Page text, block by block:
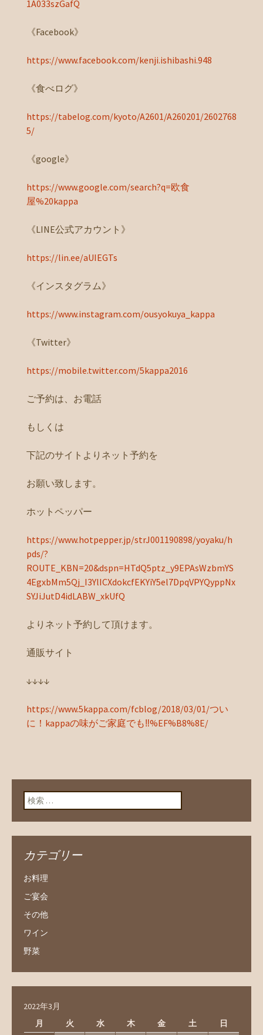
1A033szGafQ
《Facebook》
https://www.facebook.com/kenji.ishibashi.948
《食べログ》
https://tabelog.com/kyoto/A2601/A260201/2602768
5/
《google》
https://www.google.com/search?q=欧食
屋%20kappa
《LINE公式アカウント》
https://lin.ee/aUIEGTs
《インスタグラム》
https://www.instagram.com/ousyokuya_kappa
《Twitter》
https://mobile.twitter.com/5kappa2016
ご予約は、お電話
もしくは
下記のサイトよりネット予約を
お願い致します。
ホットペッパー
https://www.hotpepper.jp/strJ001190898/yoyaku/h
pds/?
ROUTE_KBN=20&dspn=HTdQ5ptz_y9EPAsWzbmYS
4EgxbMm5Qj_I3YlICXdokcfEKYiY5el7DpqVPYQyppNx
SYJiJutD4idLABW_xkUfQ
よりネット予約して頂けます。
通販サイト
↓↓↓↓
https://www.5kappa.com/fcblog/2018/03/01/つい
に！kappaの味がご家庭でも‼%EF%B8%8E/
検索:
カテゴリー
お料理
ご宴会
その他
ワイン
野菜
2022年3月
月
火 水 木 金 土 日